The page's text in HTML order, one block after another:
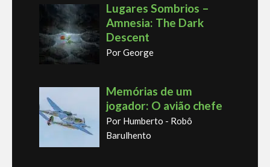
Lugares Sombrios –
Amnesia: The Dark
Descent
Por George
Memórias de um
jogador: O avião chefe
Por Humberto - Robô
Barulhento